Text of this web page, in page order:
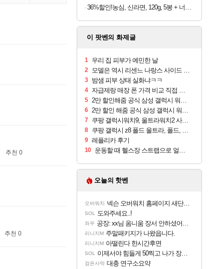
추천 0
추천 0
36%할인!농심, 신라면, 120g, 5봉 + 너구리, 120g, 5봉 + 짜파게티, 140g, 5봉 + 오징어짬뽕, 124g, 5봉
이 팟벤의 화제글
1 우리 집 피부가 예민한 날
2 모델은 역시 리센느 나랑스 사이드 1.25L 1박스
3 밤샘 피부 상태 실화냐ㅋㅋ
4 자급제랑 매장 폰 가격 비교 직접 안가도 되네요
5 2만 할인해줌 공식 삼성 갤럭시 워치9 크림, 40mm, 블루투스
6 2만 할인 해줌 공식 삼성 갤럭시 워치9 실버, 44mm, 블루투스
7 쿠팡 갤럭시워치9, 울트라워치2 사전구매 혜택 받아보세요
8 쿠팡 갤럭시 z8 폴드 울트라, 폴드, 플립 사전예약
9 레플리카 후기
10 운동할 때 헬스장 스트랩으로 얼굴 만졌다가 볼 뒤집어짐
오늘의 핫벤
오버워치 넥슨 오버워치 홈페이지 새단장!!
SOL 도와주세요..!
와우 공장: xx님 옴니움 장서 안하셨어요?
리니지M 주말패키지가 나왔읍니다.
리니지M 아떨린다 한시간후면
SOL 이제서야 힘들게 50찍고 나가 장궁 받았는데...
검은사막 대충 연구소요약